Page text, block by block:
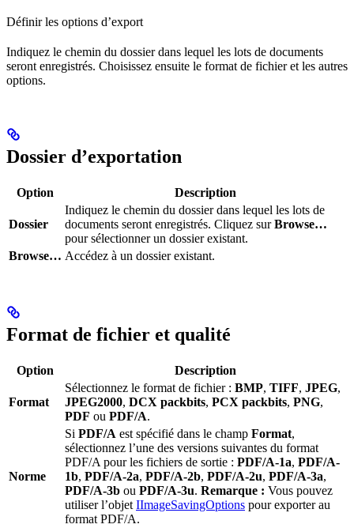
Définir les options d’export
Indiquez le chemin du dossier dans lequel les lots de documents
seront enregistrés. Choisissez ensuite le format de fichier et les autres
options.
Dossier d’exportation
Option Description
Dossier
Indiquez le chemin du dossier dans lequel les lots de
documents seront enregistrés. Cliquez surBrowse…
pour sélectionner un dossier existant.
Browse… Accédez à un dossier existant.
Format de fichier et qualité
Option Description
Format
Sélectionnez le format de fichier : BMP, TIFF, JPEG,
JPEG2000, DCX packbits, PCX packbits, PNG,
PDF ou PDF/A.
Norme
Si PDF/A est spécifié dans le champ Format,
sélectionnez l’une des versions suivantes du format
PDF/A pour les fichiers de sortie : PDF/A-1a, PDF/A-
1b, PDF/A-2a, PDF/A-2b, PDF/A-2u, PDF/A-3a,
PDF/A-3b ou PDF/A-3u. Remarque : Vous pouvez
utiliser l’objet IImageSavingOptions pour exporter au
format PDF/A.